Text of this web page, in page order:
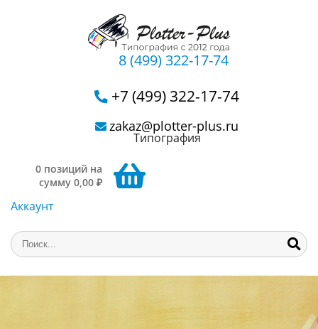
8 (499) 322-17-74
+7 (499) 322-17-74
zakaz@plotter-plus.ru
Типография
0 позиций на
сумму 0,00 ₽
Аккаунт